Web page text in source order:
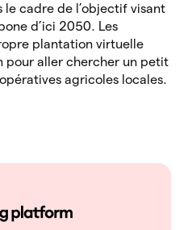
le cadre de l’objectif visant
d’ici 2050. Les
plantation virtuelle
pour aller chercher un petit
agricoles locales.